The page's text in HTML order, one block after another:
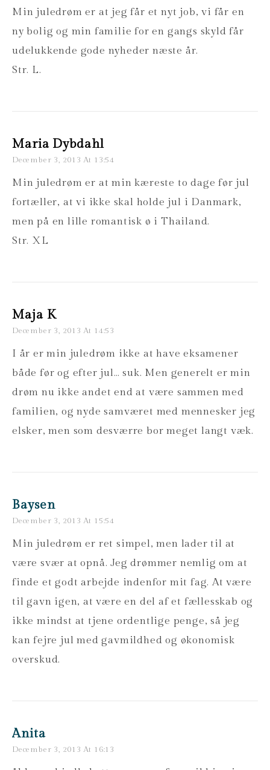
Min juledrøm er at jeg får et nyt job, vi får en
ny bolig og min familie for en gangs skyld får
udelukkende gode nyheder næste år.
Str. L.
Maria Dybdahl
December 3, 2013 At 13:54
Min juledrøm er at min kæreste to dage før jul
fortæller, at vi ikke skal holde jul i Danmark,
men på en lille romantisk ø i Thailand.
Str. XL
Maja K
December 3, 2013 At 14:53
I år er min juledrøm ikke at have eksamener
både før og efter jul… suk. Men generelt er min
drøm nu ikke andet end at være sammen med
familien, og nyde samværet med mennesker jeg
elsker, men som desværre bor meget langt væk.
Baysen
December 3, 2013 At 15:54
Min juledrøm er ret simpel, men lader til at
være svær at opnå. Jeg drømmer nemlig om at
finde et godt arbejde indenfor mit fag. At være
til gavn igen, at være en del af et fællesskab og
ikke mindst at tjene ordentlige penge, så jeg
kan fejre jul med gavmildhed og økonomisk
overskud.
Anita
December 3, 2013 At 16:13